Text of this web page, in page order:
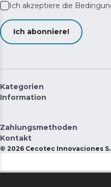
Ich akzeptiere die
Ich abonniere!
Kategorien
Information
Zahlungsmethoden
Kontakt
© 2026 Cecotec Innovaciones